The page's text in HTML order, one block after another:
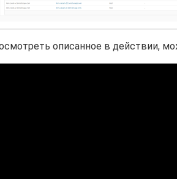
описанное в действии,